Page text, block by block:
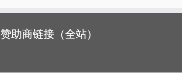
赞助商链接（全站）